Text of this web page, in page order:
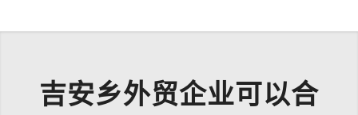
吉安乡外贸企业可以合